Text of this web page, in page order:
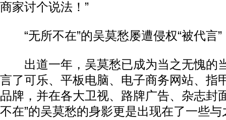
商家讨个说法！”
“无所不在”的吴莫愁屡遭侵权“被代言”
出道一年，吴莫愁已成为当之无愧的
言了可乐、平板电脑、电子商务网站、指
品牌，并在各大卫视、路牌广告、杂志封
不在”的吴莫愁的身影更是出现在了一些